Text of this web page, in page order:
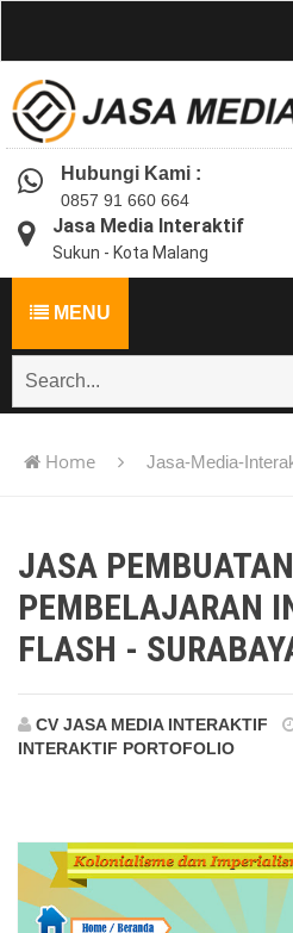
Hubungi Kami :
0857 91 660 664
Jasa Media Interaktif
Sukun - Kota Malang
MENU
Home Jasa-Media-
JASA
PEMBELAJARAN
FLASH -
CV JASA MEDIA INTERAKTIF
INTERAKTIF PORTOFOLIO